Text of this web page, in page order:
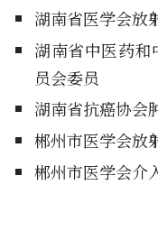
湖南省医学会放
湖南省中医药
员会委员
湖南省抗癌协会
郴州市医学会放
郴州市医学会介